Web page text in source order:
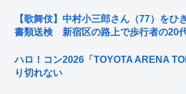
【歌舞伎】中村小三郎さん（77）をひ
書類送検 新宿区の路上で歩行者の20
ハロ！コン2026「TOYOTA ARENA
り切れない